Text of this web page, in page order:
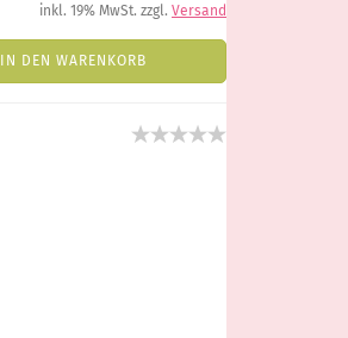
inkl. 19% MwSt. zzgl. Versand
IN DEN WARENKORB